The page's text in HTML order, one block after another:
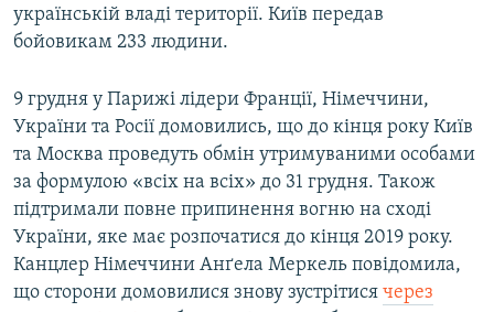
українській владі території. Київ передав
бойовикам 233 людини.
9 грудня у Парижі лідери Франції, Німеччини,
України та Росії домовились, що до кінця року Київ
та Москва проведуть обмін утримуваними особами
за формулою «всіх на всіх» до 31 грудня. Також
підтримали повне припинення вогню на сході
України, яке має розпочатися до кінця 2019 року.
Канцлер Німеччини Анґела Меркель повідомила,
що сторони домовилися знову зустрітися через